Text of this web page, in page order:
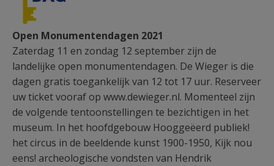
Open Monumentendagen 2021
Zaterdag 11 en zondag 12 september zijn de
landelijke open monumentendagen. De Wieger is die
dagen gratis toegankelijk van 12 tot 17 uur. Reserveer
uw ticket vooraf op www.dewieger.nl. Momenteel zijn
de volgende tentoonstellingen te bezichtigen in het
museum. In het hoofdgebouw Hooggeëerd publiek!
het circus in de beeldende kunst 1900-1950, Kijk nou
eens! archeologische vondsten van Hendrik